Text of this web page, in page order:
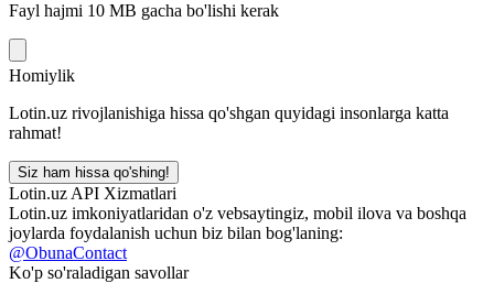
Fayl hajmi 10 MB gacha bo'lishi kerak
Homiylik
Lotin.uz rivojlanishiga hissa qo'shgan quyidagi insonlarga katta
rahmat!
Siz ham hissa qo'shing!
Lotin.uz API Xizmatlari
Lotin.uz imkoniyatlaridan o'z vebsaytingiz, mobil ilova va boshqa
joylarda foydalanish uchun biz bilan bog'laning:
@ObunaContact
Ko'p so'raladigan savollar